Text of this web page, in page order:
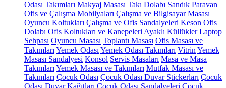
Odası Takımları Makyaj Masası Takı Dolabı Sandık Paravan
Ofis ve Çalışma Mobilyaları Çalışma ve Bilgisayar Masası
Oyuncu Koltukları Çalışma ve Ofis Sandalyeleri Keson Ofis
Dolabı Ofis Koltukları ve Kanepeleri Ayaklı Küllükler Laptop
Sehpası Oyuncu Masası Toplantı Masası Ofis Masası ve
Takımları Yemek Odası Yemek Odası Takımları Vitrin Yemek
Masası Sandalyesi Konsol Servis Masaları Masa ve Masa
Takımları Yemek Masası ve Takımları Mutfak Masası ve
Takımları Çocuk Odası Çocuk Odası Duvar Stickerları Çocuk
Odası Duvar Kağıtları Çocuk Odası Sandalyeleri Çocuk